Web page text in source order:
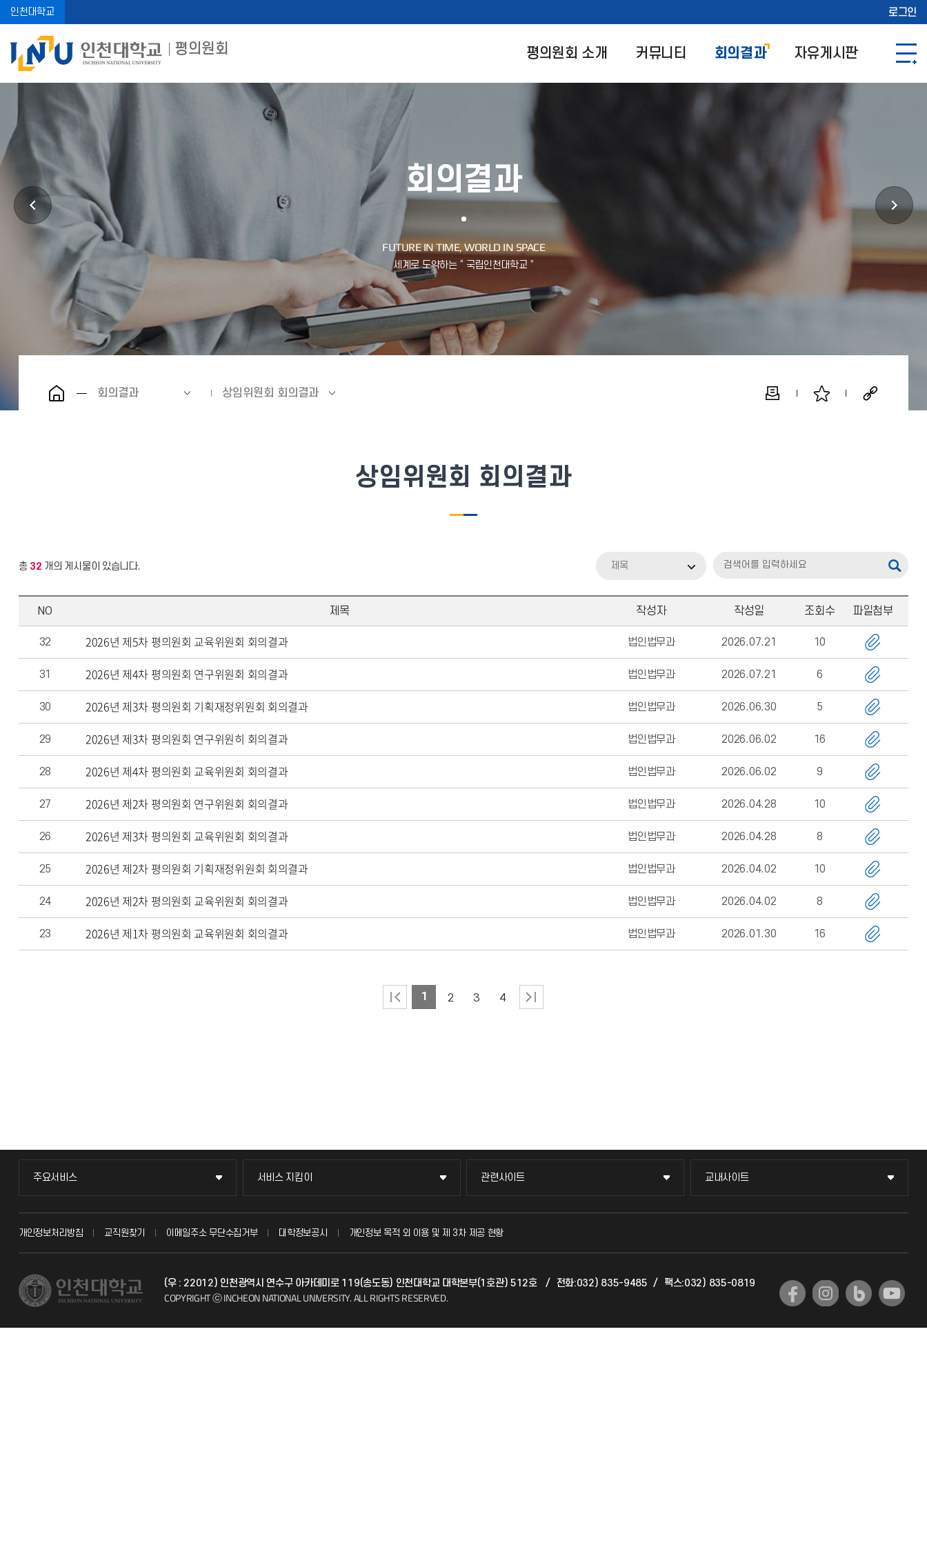
인천대학교 로그인
평의원회 평의원회 소개 커뮤니티 회의결과 자유게시판
회의결과
회의결과 상임위원회 회의결과
상임위원회 회의결과
총 32 개의 게시물이 있습니다. 제목
NO 제목 작성자 작성일 조회수 파일첨부
32 2026년 제5차 평의원회 교육위원회 회의결과 법인법무과 2026.07.21 10
31 2026년 제4차 평의원회 연구위원회 회의결과 법인법무과 2026.07.21 6
30 2026년 제3차 평의원회 기획재정위원회 회의결과 법인법무과 2026.06.30 5
29 2026년 제3차 평의원회 연구위원히 회의결과 법인법무과 2026.06.02 16
28 2026년 제4차 평의원회 교육위원회 회의결과 법인법무과 2026.06.02 9
27 2026년 제2차 평의원회 연구위원회 회의결과 법인법무과 2026.04.28 10
26 2026년 제3차 평의원회 교육위원회 회의결과 법인법무과 2026.04.28 8
25 2026년 제2차 평의원회 기획재정위원회 회의결과 법인법무과 2026.04.02 10
24 2026년 제2차 평의원회 교육위원회 회의결과 법인법무과 2026.04.02 8
23 2026년 제1차 평의원회 교육위원회 회의결과 법인법무과 2026.01.30 16
1 2 3 4
주요서비스
주요서비스
교무회의방송
시설예약
서비스 지킴이
서비스 지킴이
묻고 답하기
자주 묻는 질문(FAQ)
관련사이트
관련사이트
국방헬프콜
산학협력단
교내사이트
교내사이트
교수회
국제교류과
개인정보처리방침 교직원찾기 이메일주소 무단수집거부 대학정보공시 개인정보 목적 외 이용 및 제 3차 제공 현황
(우 : 22012) 인천광역시 연수구 아카데미로 119(송도동) 인천대학교 대학본부(1호관) 512호 / 전화:032) 835-9485 / 팩스:032) 835-0819
COPYRIGHT ⓒ INCHEON NATIONAL UNIVERSITY.ALL RIGHTS RESERVED.